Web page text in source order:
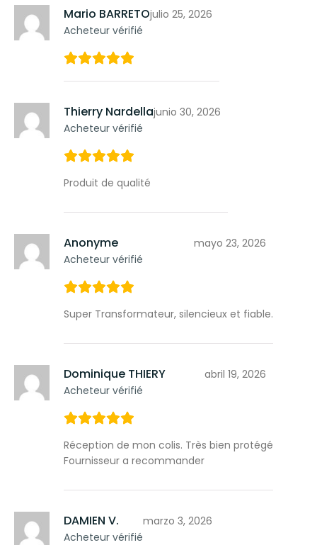
Mario BARRETO
Acheteur vérifié
julio 25, 2026
Thierry Nardella
Acheteur vérifié
junio 30, 2026
Produit de qualité
Anonyme
Acheteur vérifié
mayo 23, 2026
Super Transformateur, silencieux et fiable.
Dominique THIERY
Acheteur vérifié
abril 19, 2026
Réception de mon colis. Très bien protégé
Fournisseur a recommander
DAMIEN V.
Acheteur vérifié
marzo 3, 2026